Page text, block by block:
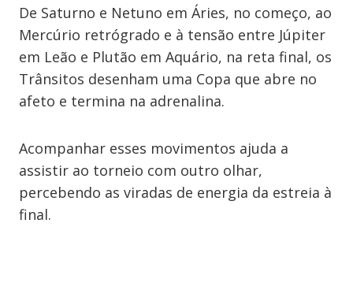
De Saturno e Netuno em Áries, no começo, ao
Mercúrio retrógrado e à tensão entre Júpiter
em Leão e Plutão em Aquário, na reta final, os
Trânsitos desenham uma Copa que abre no
afeto e termina na adrenalina.
Acompanhar esses movimentos ajuda a
assistir ao torneio com outro olhar,
percebendo as viradas de energia da estreia à
final.